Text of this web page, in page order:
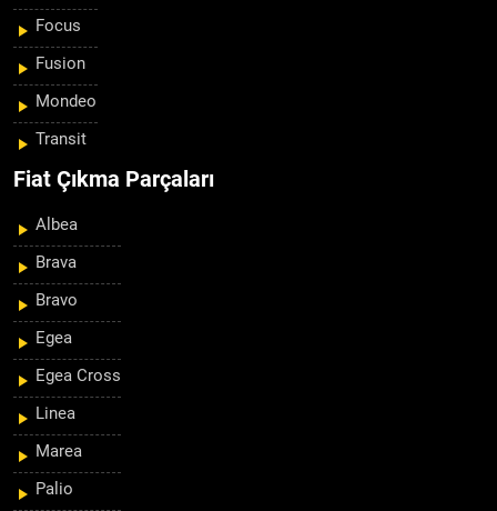
Focus
Fusion
Mondeo
Transit
Fiat Çıkma Parçaları
Albea
Brava
Bravo
Egea
Egea Cross
Linea
Marea
Palio